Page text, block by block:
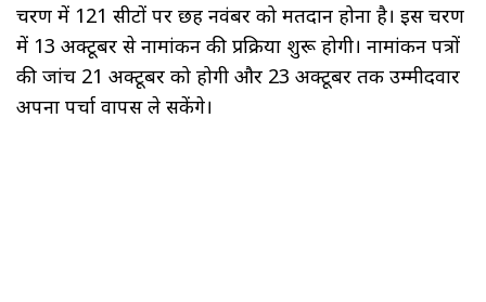
चरण में 121 सीटों पर छह नवंबर को मतदान होना है। इस चरण
में 13 अक्टूबर से नामांकन की प्रक्रिया शुरू होगी। नामांकन पत्रों
की जांच 21 अक्टूबर को होगी और 23 अक्टूबर तक उम्मीदवार
अपना पर्चा वापस ले सकेंगे।